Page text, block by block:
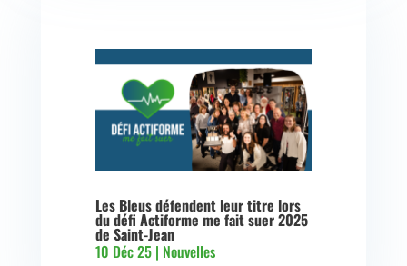
Les Bleus défendent leur titre lors
du défi Actiforme me fait suer 2025
de Saint-Jean
10 Déc 25| Nouvelles